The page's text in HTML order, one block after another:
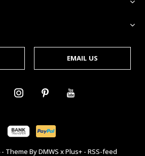
EMAIL US
- Theme ByDMWS xPlus+- RSS-feed